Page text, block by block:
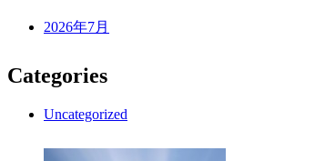
2026年7月
Categories
Uncategorized